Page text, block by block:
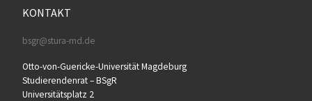
KONTAKT
bsgr@stura-md.de
Otto-von-Guericke-Universität Magdeburg
Studierendenrat – BSgR
Universitätsplatz 2